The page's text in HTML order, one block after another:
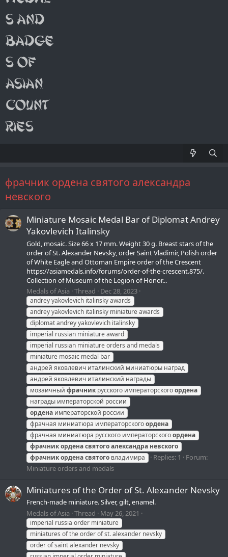
фрачник ордена святого александра
невского
Miniature Mosaic Medal Bar of Diplomat Andrey
Yakovlevich Italinsky
Gold, mosaic. Size 66 x 17 mm. Weight 30 g. Breast stars of the
order of St. Alexander Nevsky, order Saint Vladimir, Polish order
of White Eagle and Ottoman Empire order of the Crescent
https://asiamedals.info/forums/order-of-the-crescent.875/.
Collection of Museum of the Legion of Honor...
Medals of Asia Thread Dec 28, 2023
andrey yakovlevich italinsky awards
andrey yakovlevich italinsky miniature awards
diplomat andrey yakovlevich italinsky
imperial russian miniature award
imperial russian miniature orders and medals
miniature mosaic medal bar
андрей яковлевич италинский миниатюры наград
андрей яковлевич италинский награды
мозаичный фрачник русского императорскогоордена
награды императорской россии
ордена императорской россии
фрачная миниатюра императорскогоордена
фрачная миниатюра русского императорскогоордена
фрачникорденасвятогоалександра невского
фрачникорденасвятого владимира Replies: 1
Forum:
Miniature orders and medals
Miniatures of the Order of St. Alexander Nevsky
French-made miniature. Silver, gilt, enamel.
Medals of Asia Thread May 26, 2021
imperial russia order miniature
miniatures of the order of st. alexander nevsky
order of saint alexander nevsky